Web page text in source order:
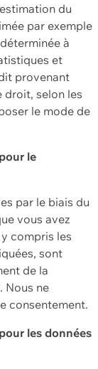
du
par exemple
à
et
provenant
droit, selon les
le mode de
le
par le biais du
vous avez
compris les
sont
de la
Nous ne
consentement.
les données